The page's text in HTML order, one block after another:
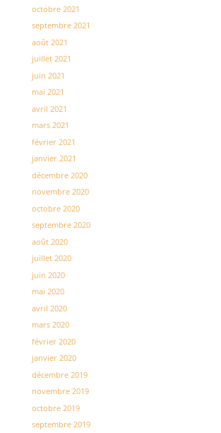
octobre 2021
septembre 2021
août 2021
juillet 2021
juin 2021
mai 2021
avril 2021
mars 2021
février 2021
janvier 2021
décembre 2020
novembre 2020
octobre 2020
septembre 2020
août 2020
juillet 2020
juin 2020
mai 2020
avril 2020
mars 2020
février 2020
janvier 2020
décembre 2019
novembre 2019
octobre 2019
septembre 2019